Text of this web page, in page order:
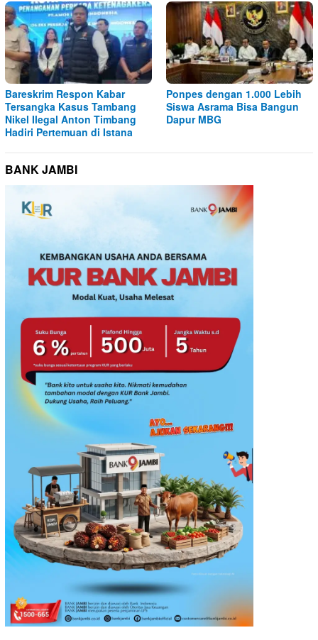
Bareskrim Respon Kabar
Tersangka Kasus Tambang
Nikel Ilegal Anton Timbang
Hadiri Pertemuan di Istana
Ponpes dengan 1.000 Lebih
Siswa Asrama Bisa Bangun
Dapur MBG
BANK JAMBI